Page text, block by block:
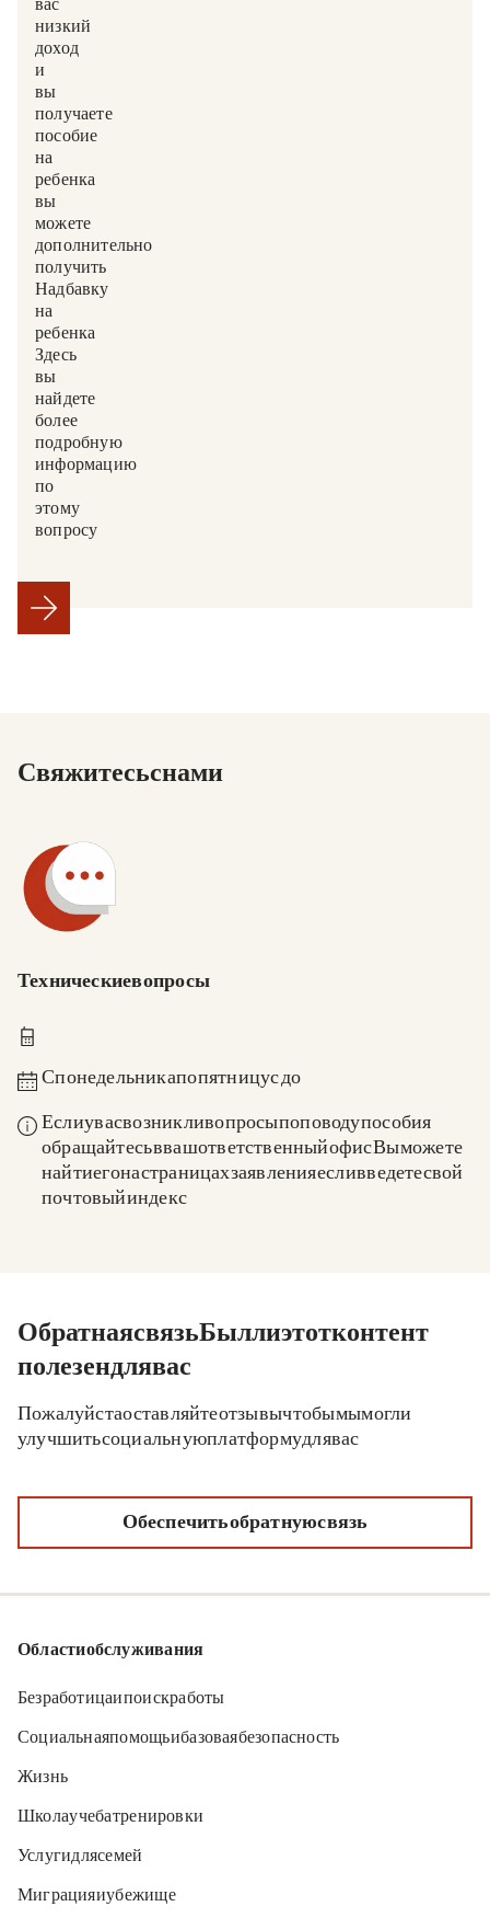
вас
низкий
доход
и
вы
получаете
пособие
на
ребенка,
вы
можете
дополнительно
получить
Надбавку
на
ребенка.
Здесь
вы
найдете
более
подробную
информацию
по
этому
вопросу.
Свяжитесь с нами
Технические вопросы
С понедельника по пятницу с 8:00 до 18:00
Если у вас возникли вопросы по поводу пособия,
обращайтесь: в ваш ответственный офис. Вы можете
найти его на страницах заявления, если введете свой
почтовый индекс.
Обратная связь. Был ли этот контент
полезен для вас?
Пожалуйста, оставляйте отзывы, чтобы мы могли
улучшить социальную платформу для вас.
Обеспечить обратную связь
Области обслуживания
Безработица и поиск работы
Социальная помощь и базовая безопасность
Жизнь
Школа, учеба, тренировки
Услуги для семей
Миграция и убежище